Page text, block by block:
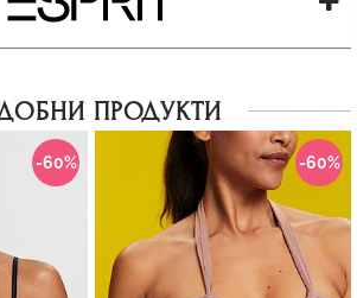
ПРОДУКТИ
-60% -60%